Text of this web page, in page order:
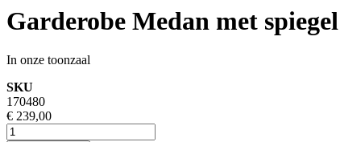
Garderobe Medan met spiegel
In onze toonzaal
SKU
170480
€ 239,00